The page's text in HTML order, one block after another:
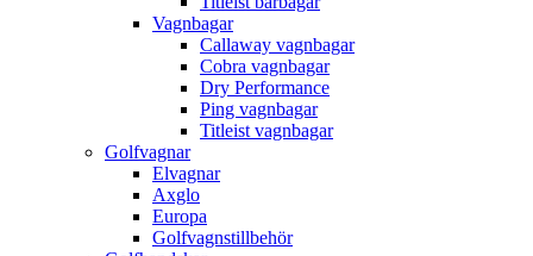
Vagnbagar
Callaway vagnbagar
Cobra vagnbagar
Dry Performance
Ping vagnbagar
Titleist vagnbagar
Golfvagnar
Elvagnar
Axglo
Europa
Golfvagnstillbehör